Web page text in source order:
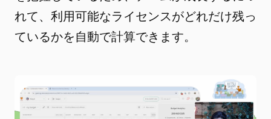
れて、利用可能なライセンスがどれだけ残っ
ているかを自動で計算できます。